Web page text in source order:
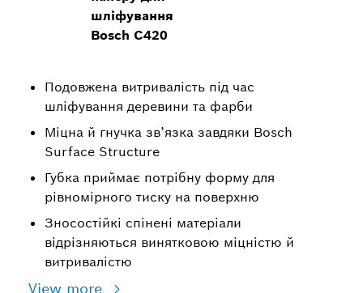
шліфування
Bosch C420
Подовжена витривалість під час
шліфування деревини та фарби
Міцна й гнучка зв’язка завдяки Bosch
Surface Structure
Губка приймає потрібну форму для
рівномірного тиску на поверхню
Зносостійкі спінені матеріали
відрізняються винятковою міцністю й
витривалістю
View more